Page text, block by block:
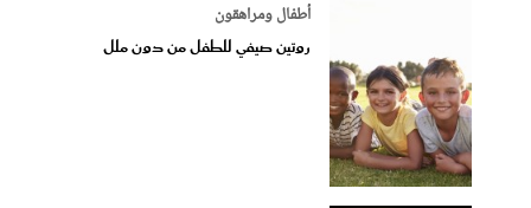
أطفال ومراهقون
روتين صيفي للطفل من دون ملل